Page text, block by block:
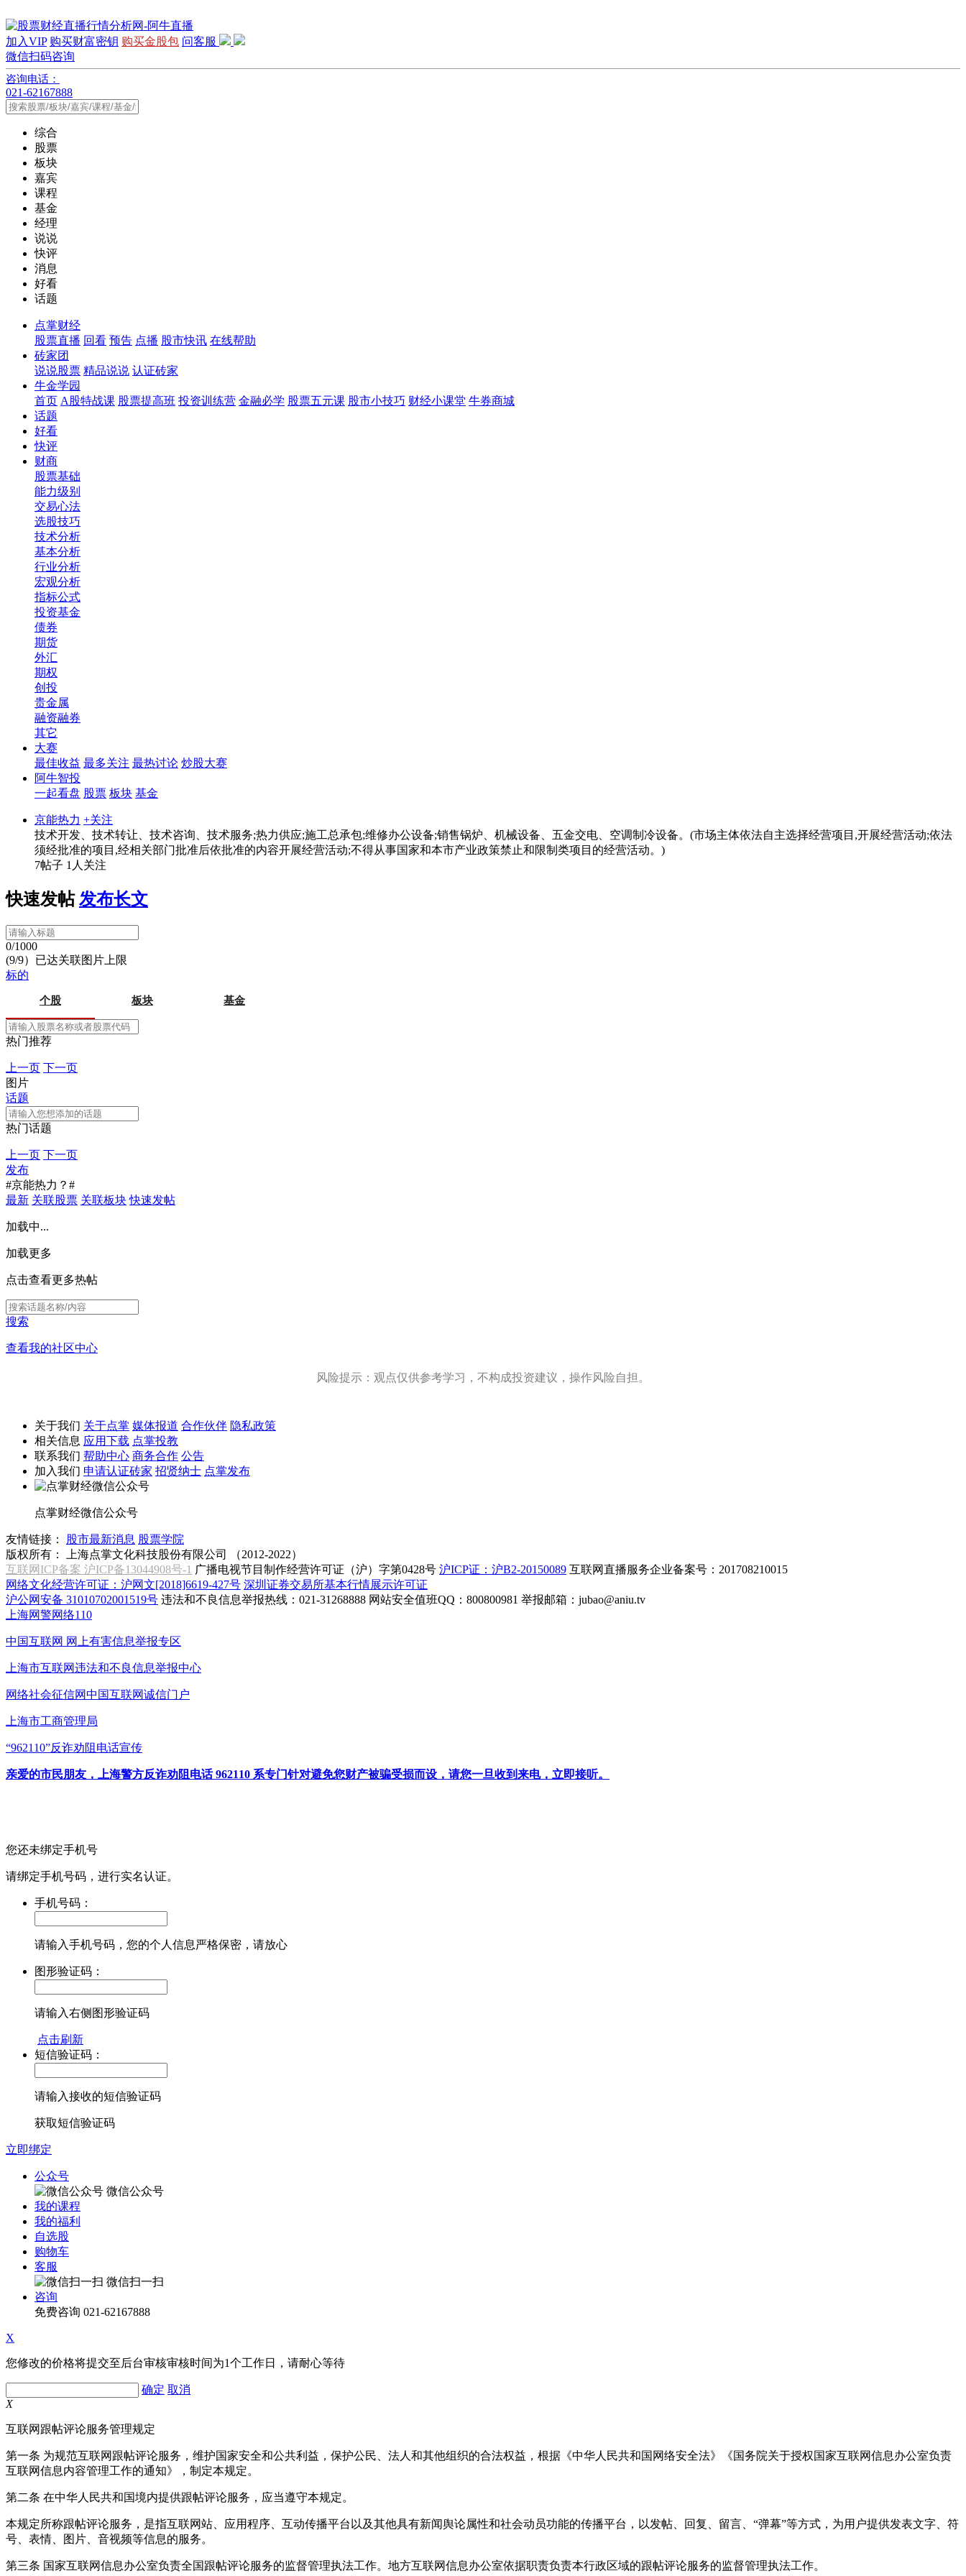
加入VIP 购买财富密钥 购买金股包 问客服
微信扫码咨询
咨询电话：
021-62167888
综合
股票
板块
嘉宾
课程
基金
经理
说说
快评
消息
好看
话题
点掌财经
股票直播 回看 预告 点播 股市快讯 在线帮助
砖家团
说说股票 精品说说 认证砖家
牛金学园
首页 A股特战课 股票提高班 投资训练营 金融必学 股票五元课 股市小技巧 财经小课堂 牛券商城
话题
好看
快评
财商
股票基础
能力级别
交易心法
选股技巧
技术分析
基本分析
行业分析
宏观分析
指标公式
投资基金
债券
期货
外汇
期权
创投
贵金属
融资融券
其它
大赛
最佳收益 最多关注 最热讨论 炒股大赛
阿牛智投
一起看盘 股票 板块 基金
京能热力 +关注
技术开发、技术转让、技术咨询、技术服务;热力供应;施工总承包;维修办公设备;销售锅炉、机械设备、五金交电、空调制冷设备。(市场主体依法自主选择经营项目,开展经营活动;依法
须经批准的项目,经相关部门批准后依批准的内容开展经营活动;不得从事国家和本市产业政策禁止和限制类项目的经营活动。)
7帖子 1人关注
快速发帖 发布长文
0/1000
(9/9）已达关联图片上限
标的
个股 板块 基金
热门推荐
上一页 下一页
图片
话题
热门话题
上一页 下一页
发布
#京能热力？#
最新 关联股票 关联板块 快速发帖
加载中...
加载更多
点击查看更多热帖
搜索
查看我的社区中心
风险提示：观点仅供参考学习，不构成投资建议，操作风险自担。
关于我们 关于点掌 媒体报道 合作伙伴 隐私政策
相关信息 应用下载 点掌投教
联系我们 帮助中心 商务合作 公告
加入我们 申请认证砖家 招贤纳士 点掌发布
点掌财经微信公众号
友情链接： 股市最新消息 股票学院
版权所有：
上海点掌文化科技股份有限公司 （2012-2022）
互联网ICP备案 沪ICP备13044908号-1 广播电视节目制作经营许可证（沪）字第0428号 沪ICP证：沪B2-20150089 互联网直播服务企业备案号：201708210015
网络文化经营许可证：沪网文[2018]6619-427号 深圳证券交易所基本行情展示许可证
沪公网安备 31010702001519号 违法和不良信息举报热线：021-31268888 网站安全值班QQ：800800981 举报邮箱： jubao@aniu.tv
上海网警网络110
中国互联网 网上有害信息举报专区
上海市互联网违法和不良信息举报中心
网络社会征信网中国互联网诚信门户
上海市工商管理局
“962110”反诈劝阻电话宣传
亲爱的市民朋友，上海警方反诈劝阻电话 962110 系专门针对避免您财产被骗受损而设，请您一旦收到来电，立即接听。
您还未绑定手机号
请绑定手机号码，进行实名认证。
手机号码：
请输入手机号码，您的个人信息严格保密，请放心
图形验证码：
请输入右侧图形验证码
点击刷新
短信验证码：
请输入接收的短信验证码
获取短信验证码
立即绑定
公众号
微信公众号
我的课程
我的福利
自选股
购物车
客服
微信扫一扫
咨询
免费咨询 021-62167888
X
您修改的价格将提交至后台审核审核时间为1个工作日，请耐心等待
确定 取消
X
互联网跟帖评论服务管理规定
第一条 为规范互联网跟帖评论服务，维护国家安全和公共利益，保护公民、法人和其他组织的合法权益，根据《中华人民共和国网络安全法》《国务院关于授权国家互联网信息办公室负责
互联网信息内容管理工作的通知》，制定本规定。
第二条 在中华人民共和国境内提供跟帖评论服务，应当遵守本规定。
本规定所称跟帖评论服务，是指互联网站、应用程序、互动传播平台以及其他具有新闻舆论属性和社会动员功能的传播平台，以发帖、回复、留言、“弹幕”等方式，为用户提供发表文字、符
号、表情、图片、音视频等信息的服务。
第三条 国家互联网信息办公室负责全国跟帖评论服务的监督管理执法工作。地方互联网信息办公室依据职责负责本行政区域的跟帖评论服务的监督管理执法工作。